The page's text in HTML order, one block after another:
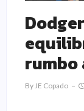
rumbo
ByJE Copado